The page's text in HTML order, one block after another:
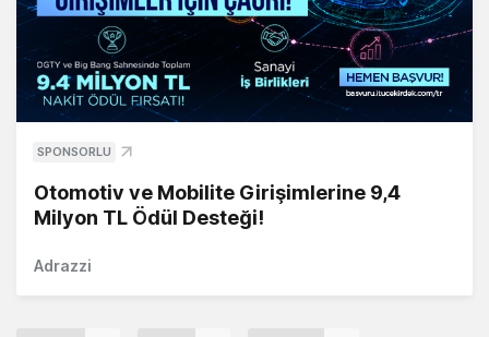
SPONSORLU
Otomotiv ve Mobilite Girişimlerine 9,4
Milyon TL Ödül Desteği!
Adrazzi